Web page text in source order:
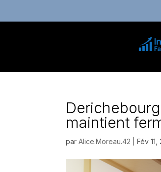
maintient
parAlice.Moreau.42 |Fév 11,